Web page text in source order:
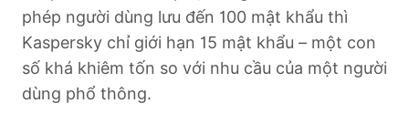
phép người dùng lưu đến 100 mật khẩu thì
Kaspersky chỉ giới hạn 15 mật khẩu – một con
số khá khiêm tốn so với nhu cầu của một người
dùng phổ thông.